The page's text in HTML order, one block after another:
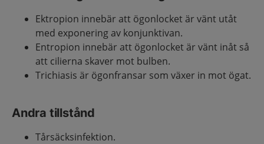
Ektropion innebär att ögonlocket är vänt utåt
med exponering av konjunktivan.
Entropion innebär att ögonlocket är vänt inåt så
att cilierna skaver mot bulben.
Trichiasis är ögonfransar som växer in mot ögat.
Andra tillstånd
Tårsäcksinfektion.